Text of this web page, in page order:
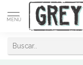
MENÚ